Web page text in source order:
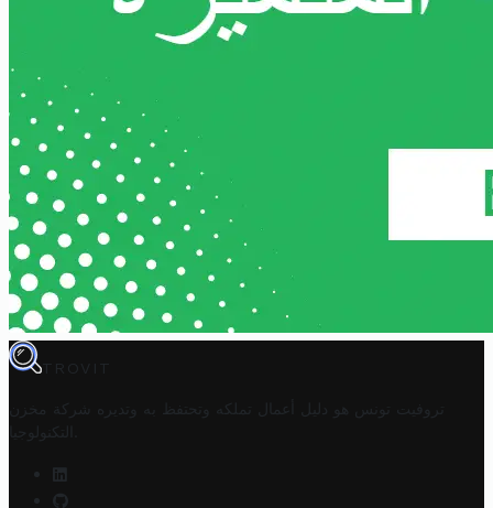
TROVIT
تروفيت تونس هو دليل أعمال تملكه وتحتفظ به وتديره
شركة مخزن
التكنولوجيا